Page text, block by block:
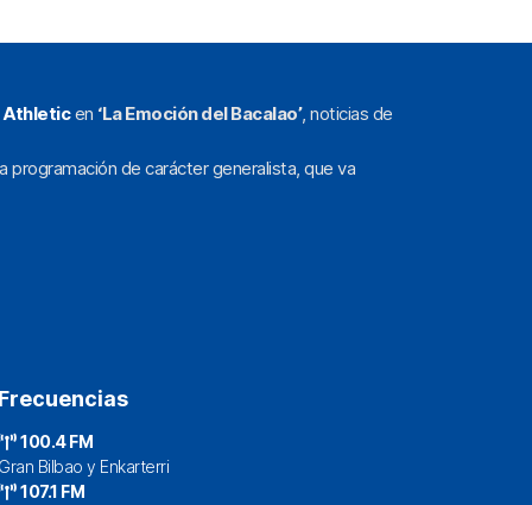
Athleticen ‘La Emoción del Bacalao’, noticias de
programación de carácter generalista, que va
Frecuencias
100.4 FM
Gran Bilbao y Enkarterri
107.1 FM